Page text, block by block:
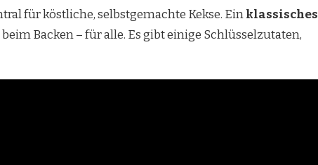
für köstliche, selbstgemachte Kekse. Einklassisches
Backen – für alle. Es gibt einige Schlüsselzutaten,